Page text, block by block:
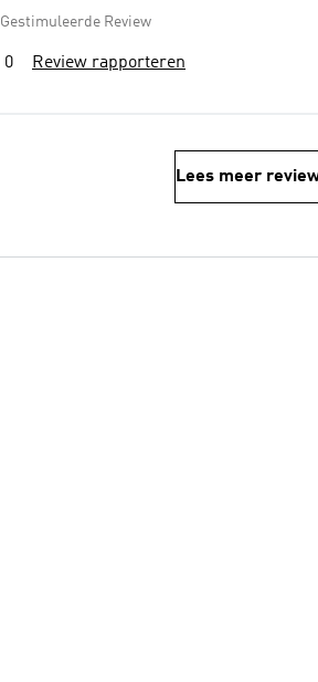
Gestimuleerde Review
0 Review rapporteren
Lees meer